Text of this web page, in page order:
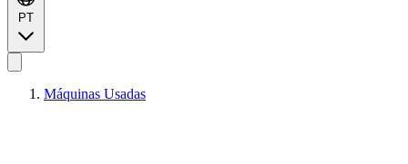
PT
Máquinas Usadas